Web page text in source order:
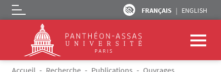
Aller au contenu principal
FRANÇAIS ENGLISH
Logo
Fil d'Ariane
Accueil Recherche Publications
Ouvrages